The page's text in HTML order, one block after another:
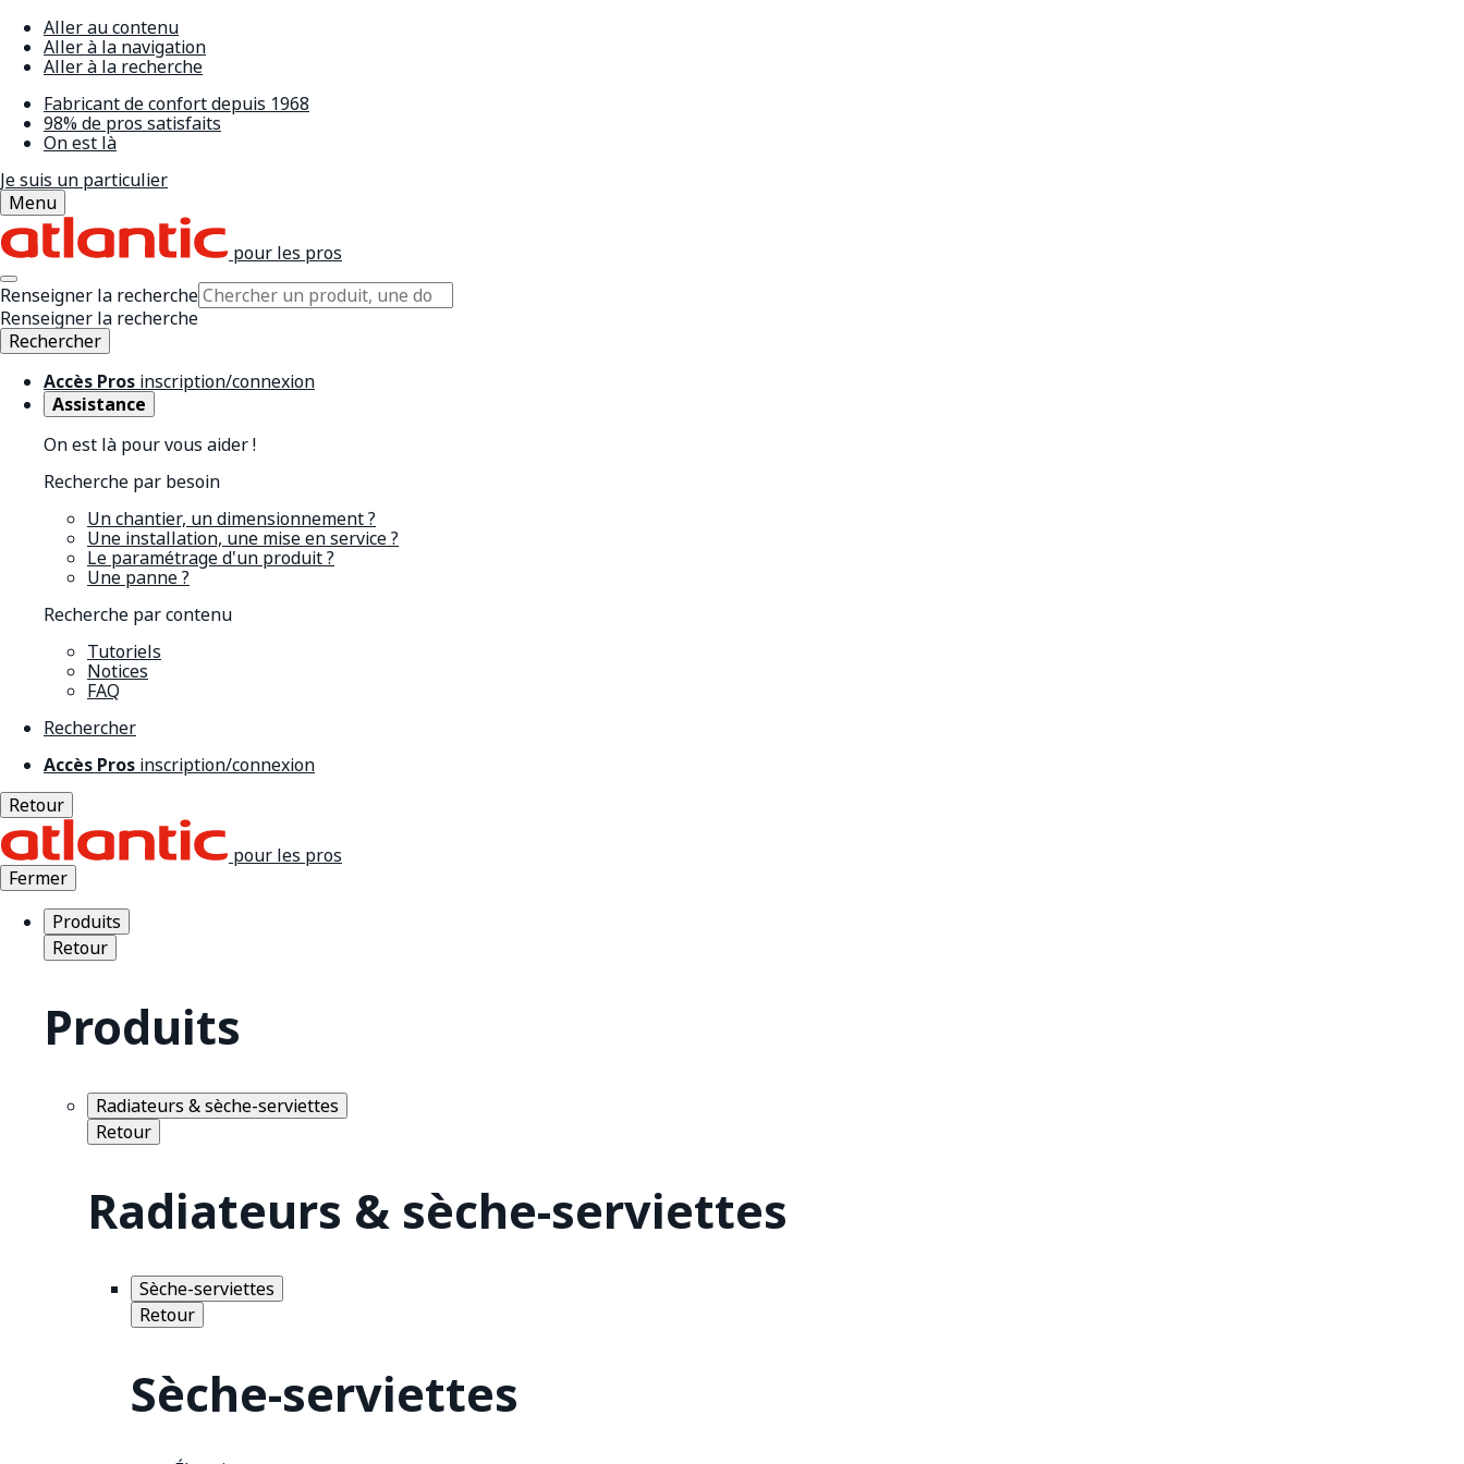
Aller au contenu
Aller à la navigation
Aller à la recherche
Fabricant de confort depuis 1968
98% de pros satisfaits
On est là
Je suis un particulier
Menu
pour les pros
Renseigner la recherche
Renseigner la recherche
Rechercher
Accès Pros inscription/connexion
Assistance
On est là pour vous aider !
Recherche par besoin
Un chantier, un dimensionnement ?
Une installation, une mise en service ?
Le paramétrage d'un produit ?
Une panne ?
Recherche par contenu
Tutoriels
Notices
FAQ
Rechercher
Accès Pros inscription/connexion
Retour
pour les pros
Fermer
Produits
Retour
Produits
Radiateurs & sèche-serviettes
Retour
Radiateurs & sèche-serviettes
Sèche-serviettes
Retour
Sèche-serviettes